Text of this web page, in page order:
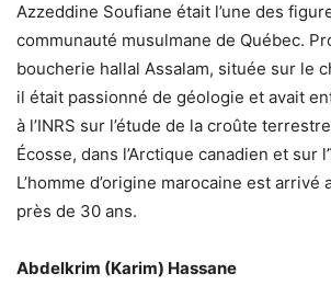
Azzeddine Soufiane était l’une des
communauté musulmane de Québec.
boucherie hallal Assalam, située sur le
il était passionné de géologie et avait
à l’INRS sur l’étude de la croûte
Écosse, dans l’Arctique canadien et sur
L’homme d’origine marocaine est arrivé
près de 30 ans.
Abdelkrim (Karim) Hassane